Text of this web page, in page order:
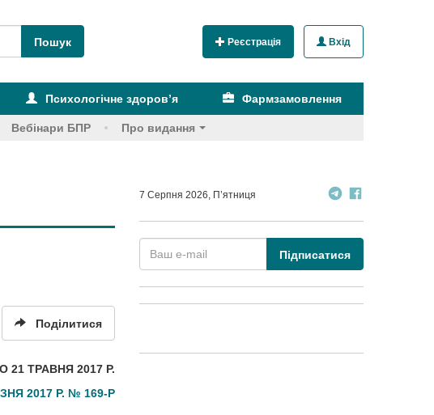
Реєстрація Вхід
Психологічне здоров’я Фармзамовлення
Вебінари БПР Про видання
Поділитися
ТРАВНЯ 2017 Р.
2017 Р. № 169-Р
7 Серпня 2026, П’ятниця
Підписатися